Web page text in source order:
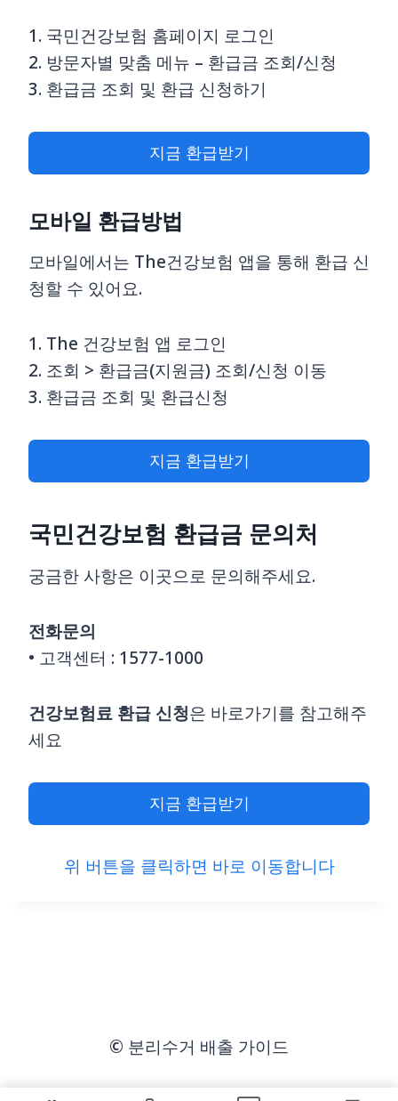
1. 국민건강보험 홈페이지 로그인
2. 방문자별 맞춤 메뉴 – 환급금 조회/신청
3. 환급금 조회 및 환급 신청하기
지금 환급받기
모바일 환급방법
모바일에서는 The건강보험 앱을 통해 환급 신
청할 수 있어요.
1. The 건강보험 앱 로그인
2. 조회 > 환급금(지원금) 조회/신청 이동
3. 환급금 조회 및 환급신청
지금 환급받기
국민건강보험 환급금 문의처
궁금한 사항은 이곳으로 문의해주세요.
전화문의
• 고객센터 : 1577-1000
건강보험료 환급신청은 바로가기를 참고해주
세요
지금 환급받기
위 버튼을 클릭하면 바로 이동합니다
© 분리수거 배출 가이드